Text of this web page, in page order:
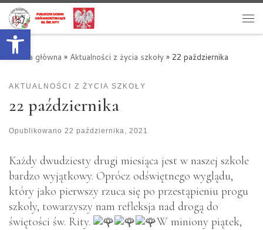
Otwórz pasek narzędzi
Przejdź do treści
Strona główna » Aktualności z życia szkoły » 22 października
AKTUALNOŚCI Z ŻYCIA SZKOŁY
22 października
Opublikowano 22 października, 2021
Każdy dwudziesty drugi miesiąca jest w naszej szkole
bardzo wyjątkowy. Oprócz odświętnego wyglądu,
który jako pierwszy rzuca się po przestąpieniu progu
szkoły, towarzyszy nam refleksja nad drogą do
świętości św. Rity.
W miniony piątek,